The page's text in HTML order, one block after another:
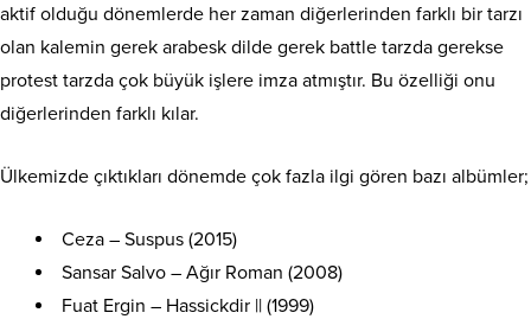
aktif olduğu dönemlerde her zaman diğerlerinden farklı bir tarzı
olan kalemin gerek arabesk dilde gerek battle tarzda gerekse
protest tarzda çok büyük işlere imza atmıştır. Bu özelliği onu
diğerlerinden farklı kılar.
Ülkemizde çıktıkları dönemde çok fazla ilgi gören bazı albümler;
Ceza – Suspus (2015)
Sansar Salvo – Ağır Roman (2008)
Fuat Ergin – Hassickdir || (1999)